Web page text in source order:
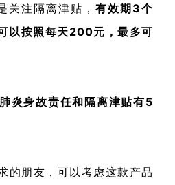
关注隔离津贴， 有效期3个
以按照每天200元，最多可
炎身故责任和隔离津贴有5
的朋友，可以考虑这款产品